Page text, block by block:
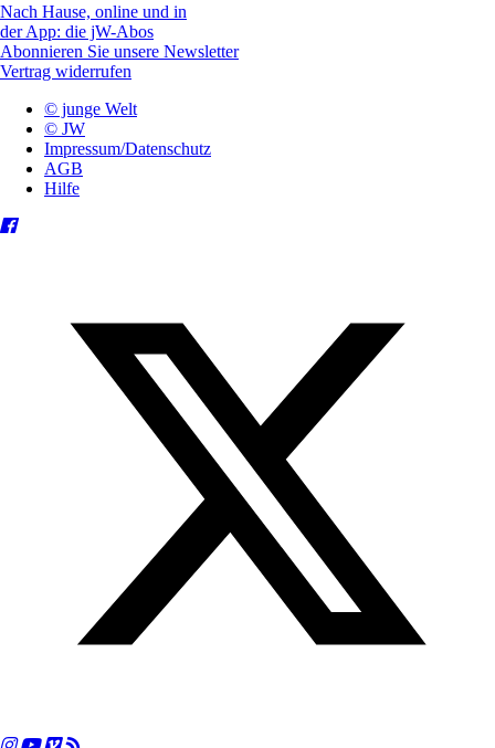
Nach Hause, online und in
der App: die jW-Abos
Abonnieren Sie unsere Newsletter
Vertrag widerrufen
© junge Welt
© JW
Impressum/Datenschutz
AGB
Hilfe